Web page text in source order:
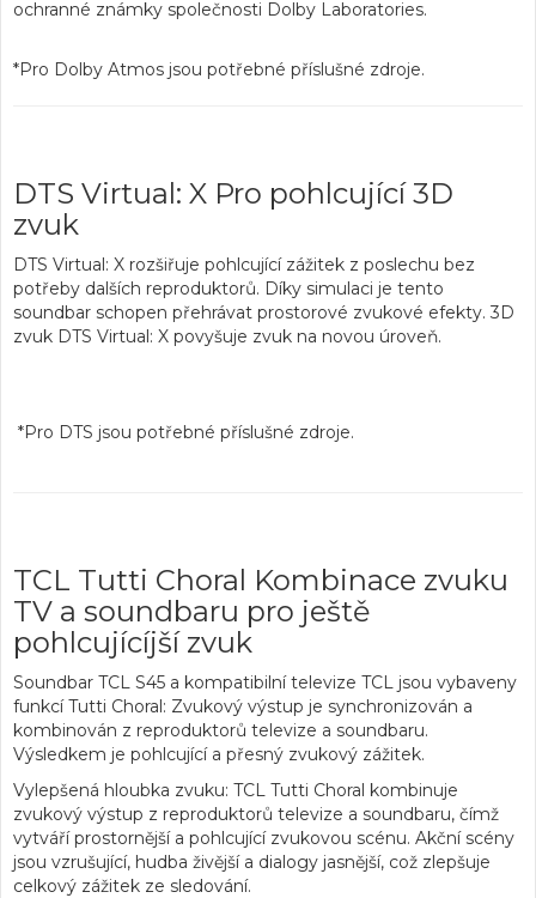
ochranné známky společnosti Dolby Laboratories.
*Pro Dolby Atmos jsou potřebné příslušné zdroje.
DTS Virtual: X Pro pohlcující 3D
zvuk
DTS Virtual: X rozšiřuje pohlcující zážitek z poslechu bez
potřeby dalších reproduktorů. Díky simulaci je tento
soundbar schopen přehrávat prostorové zvukové efekty. 3D
zvuk DTS Virtual: X povyšuje zvuk na novou úroveň.
*Pro DTS jsou potřebné příslušné zdroje.
TCL Tutti Choral Kombinace zvuku
TV a soundbaru pro ještě
pohlcujícíjší zvuk
Soundbar TCL S45 a kompatibilní televize TCL jsou vybaveny
funkcí Tutti Choral: Zvukový výstup je synchronizován a
kombinován z reproduktorů televize a soundbaru.
Výsledkem je pohlcující a přesný zvukový zážitek.
Vylepšená hloubka zvuku: TCL Tutti Choral kombinuje
zvukový výstup z reproduktorů televize a soundbaru, čímž
vytváří prostornější a pohlcující zvukovou scénu. Akční scény
jsou vzrušující, hudba živější a dialogy jasnější, což zlepšuje
celkový zážitek ze sledování.